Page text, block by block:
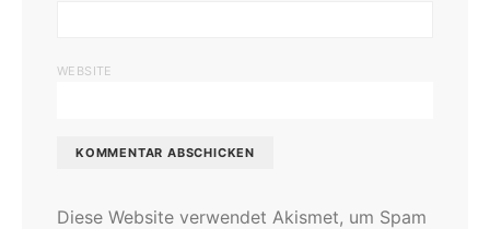
WEBSITE
Diese Website verwendet Akismet, um Spam